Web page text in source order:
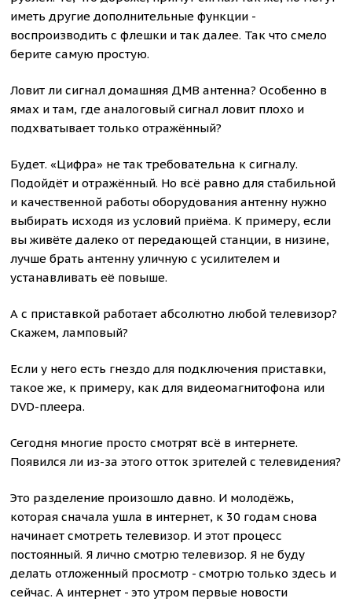
иметь другие дополнительные функции -
воспроизводить с флешки и так далее. Так что смело
берите самую простую.
Ловит ли сигнал домашняя ДМВ антенна? Особенно в
ямах и там, где аналоговый сигнал ловит плохо и
подхватывает только отражённый?
Будет. «Цифра» не так требовательна к сигналу.
Подойдёт и отражённый. Но всё равно для стабильной
и качественной работы оборудования антенну нужно
выбирать исходя из условий приёма. К примеру, если
вы живёте далеко от передающей станции, в низине,
лучше брать антенну уличную с усилителем и
устанавливать её повыше.
А с приставкой работает абсолютно любой телевизор?
Скажем, ламповый?
Если у него есть гнездо для подключения приставки,
такое же, к примеру, как для видеомагнитофона или
DVD-плеера.
Сегодня многие просто смотрят всё в интернете.
Появился ли из-за этого отток зрителей с телевидения?
Это разделение произошло давно. И молодёжь,
которая сначала ушла в интернет, к 30 годам снова
начинает смотреть телевизор. И этот процесс
постоянный. Я лично смотрю телевизор. Я не буду
делать отложенный просмотр - смотрю только здесь и
сейчас. А интернет - это утром первые новости